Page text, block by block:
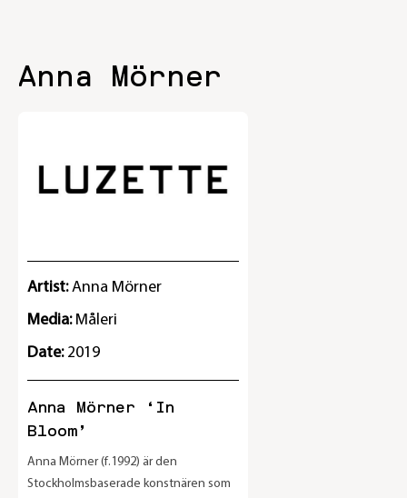
Anna Mörner
Artist:Anna Mörner
Media: Måleri
Date: 2019
Anna Mörner ‘In
Bloom’
Anna Mörner (f.1992) är den
Stockholmsbaserade konstnären som